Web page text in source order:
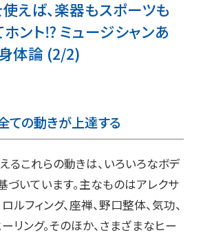
えば、楽器もスポーツも
ント⁉ ミュージシャンあ
体論 (2/2)
ての動きが上達する
るこれらの動きは、いろいろなボデ
づいています。主なものはアレクサ
ルフィング、座禅、野口整体、気功、
リング。そのほか、さまざまなヒー